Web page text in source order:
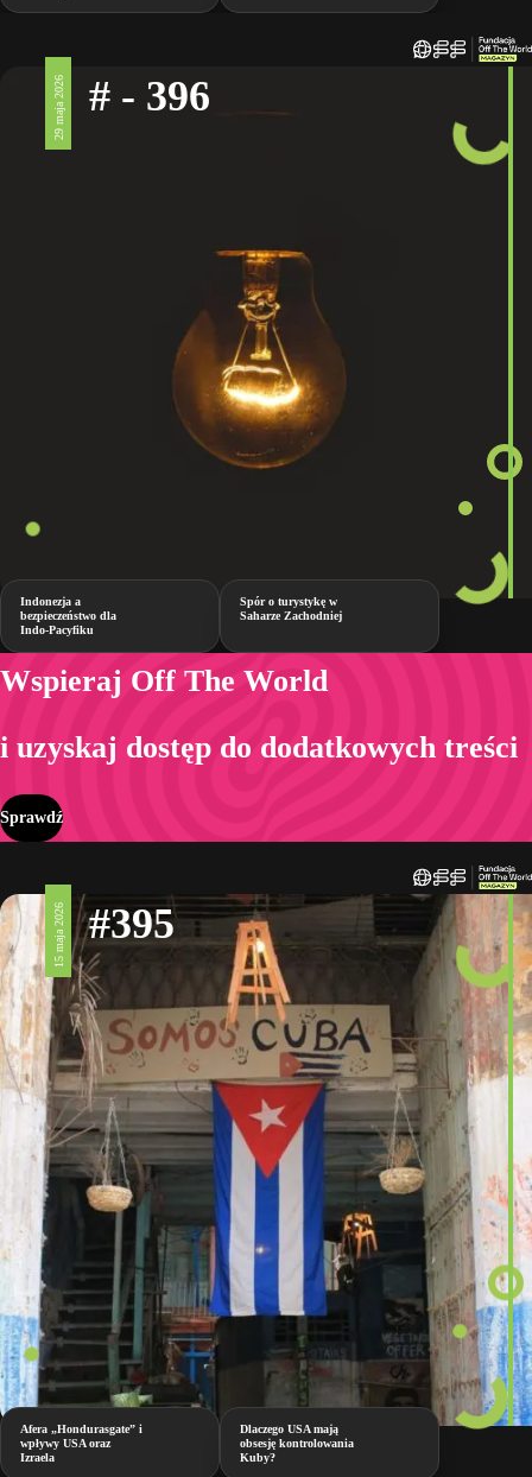
29 maja 2026 # - 396
Indonezja a
bezpieczeństwo dla
Indo-Pacyfiku
Spór o turystykę w
Saharze Zachodniej
Wspieraj Off The World
i uzyskaj dostęp do dodatkowych treści
Sprawdź
15 maja 2026 #395
Afera „Hondurasgate” i
wpływy USA oraz
Izraela
Dlaczego USA mają
obsesję kontrolowania
Kuby?